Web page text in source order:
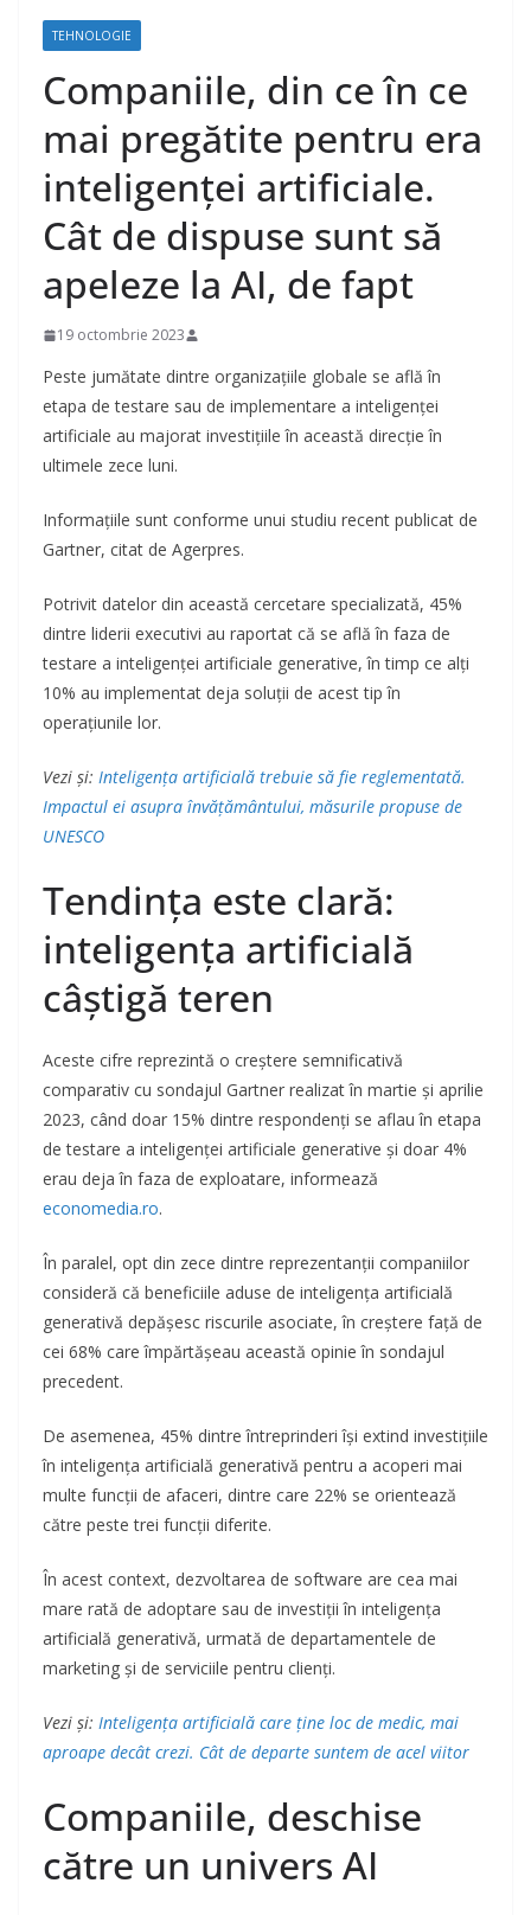
TEHNOLOGIE
Companiile, din ce în ce
mai pregătite pentru era
inteligenței artificiale.
Cât de dispuse sunt să
apeleze la AI, de fapt
19 octombrie 2023
Peste jumătate dintre organizațiile globale se află în
etapa de testare sau de implementare a inteligenței
artificiale au majorat investițiile în această direcție în
ultimele zece luni.
Informațiile sunt conforme unui studiu recent publicat de
Gartner, citat de Agerpres.
Potrivit datelor din această cercetare specializată, 45%
dintre liderii executivi au raportat că se află în faza de
testare a inteligenței artificiale generative, în timp ce alți
10% au implementat deja soluții de acest tip în
operațiunile lor.
Vezi și: Inteligența artificială trebuie să fie reglementată.
Impactul ei asupra învățământului, măsurile propuse de
UNESCO
Tendința este clară:
inteligența artificială
câștigă teren
Aceste cifre reprezintă o creștere semnificativă
comparativ cu sondajul Gartner realizat în martie și aprilie
2023, când doar 15% dintre respondenți se aflau în etapa
de testare a inteligenței artificiale generative și doar 4%
erau deja în faza de exploatare, informează
economedia.ro.
În paralel, opt din zece dintre reprezentanții companiilor
consideră că beneficiile aduse de inteligența artificială
generativă depășesc riscurile asociate, în creștere față de
cei 68% care împărtășeau această opinie în sondajul
precedent.
De asemenea, 45% dintre întreprinderi își extind investițiile
în inteligența artificială generativă pentru a acoperi mai
multe funcții de afaceri, dintre care 22% se orientează
către peste trei funcții diferite.
În acest context, dezvoltarea de software are cea mai
mare rată de adoptare sau de investiții în inteligența
artificială generativă, urmată de departamentele de
marketing și de serviciile pentru clienți.
Vezi și: Inteligența artificială care ține loc de medic, mai
aproape decât crezi. Cât de departe suntem de acel viitor
Companiile, deschise
către un univers AI